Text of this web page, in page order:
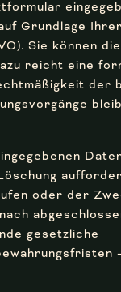
Grundlage
Sie können
reicht eine
der
oder der
gesetzliche